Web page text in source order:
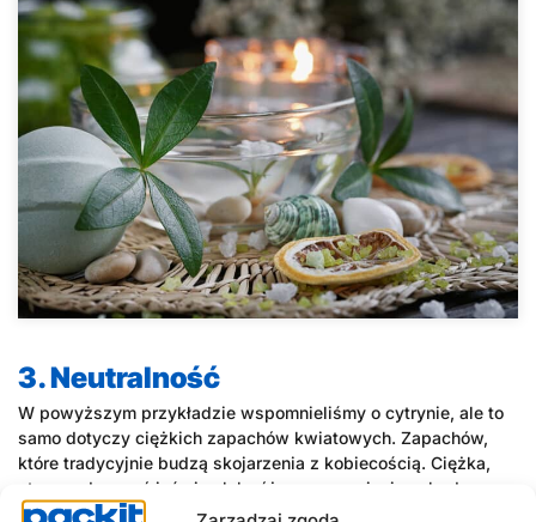
3. Neutralność
W powyższym przykładzie wspomnieliśmy o cytrynie, ale to
samo dotyczy ciężkich zapachów kwiatowych. Zapachów,
które tradycyjnie budzą skojarzenia z kobiecością. Ciężka,
staromodna woń jaśminu lub róży, przypominająca buduar
babci… te czasy minęły. Współczesny konsument nie chce